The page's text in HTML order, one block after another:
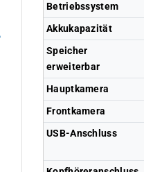
Betriebssystem
Akkukapazität
Speicher
erweiterbar
Hauptkamera
Frontkamera
USB-Anschluss